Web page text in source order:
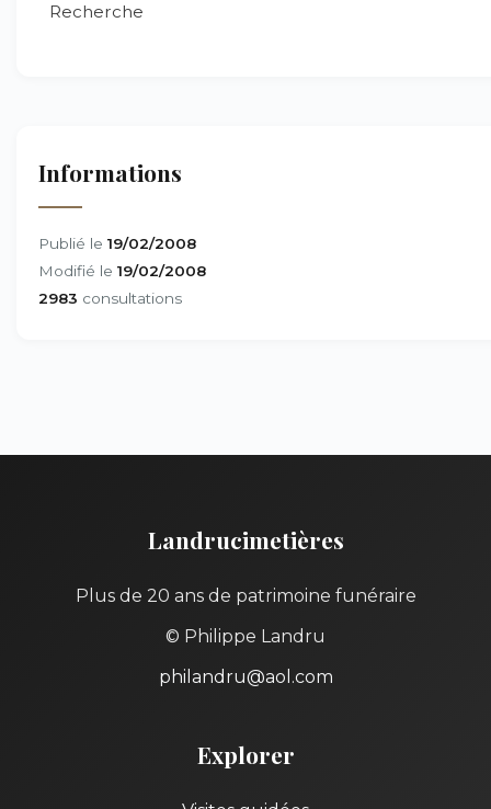
Recherche
Informations
Publié le 19/02/2008
Modifié le 19/02/2008
2983 consultations
Landrucimetières
Plus de 20 ans de patrimoine funéraire
© Philippe Landru
philandru@aol.com
Explorer